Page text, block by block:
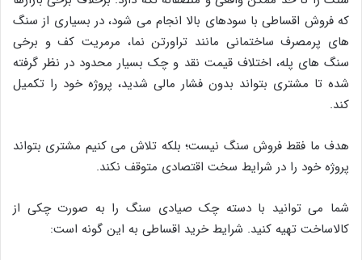
که فروش اقساطی با سودهای بالا انجام می شود، در بسیاری از سنگ
های پرمصرف ساختمانی مانند تراورتن نما، مرمریت کف و برخی
سنگ های پله، اختلاف قیمت نقد و چک بسیار محدود در نظر گرفته
شده تا مشتری بتواند بدون فشار مالی شدید، پروژه خود را تکمیل
کند.
هدف ما فقط فروش سنگ نیست؛ بلکه تلاش می کنیم مشتری بتواند
پروژه خود را در شرایط سخت اقتصادی متوقف نکند.
شما می توانید با دسته چک صیادی سنگ را به صورت چکی از
کالاساخت تهیه کنید. شرایط خرید اقساطی به این گونه است: